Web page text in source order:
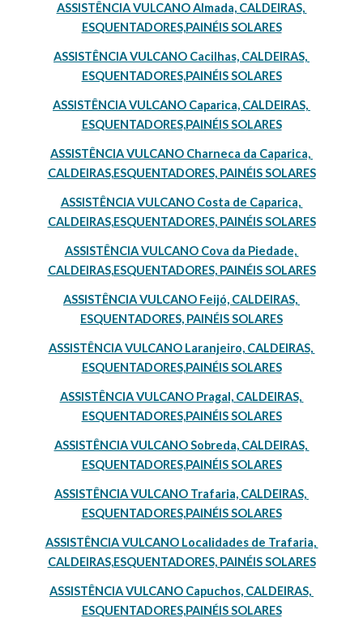
ASSISTÊNCIA VULCANO Almada, CALDEIRAS,
ESQUENTADORES,PAINÉIS SOLARES
ASSISTÊNCIA VULCANO Cacilhas, CALDEIRAS,
ESQUENTADORES,PAINÉIS SOLARES
ASSISTÊNCIA VULCANO Caparica, CALDEIRAS,
ESQUENTADORES,PAINÉIS SOLARES
ASSISTÊNCIA VULCANO Charneca da Caparica,
CALDEIRAS,ESQUENTADORES, PAINÉIS SOLARES
ASSISTÊNCIA VULCANO Costa de Caparica,
CALDEIRAS,ESQUENTADORES, PAINÉIS SOLARES
ASSISTÊNCIA VULCANO Cova da Piedade,
CALDEIRAS,ESQUENTADORES, PAINÉIS SOLARES
ASSISTÊNCIA VULCANO Feijó, CALDEIRAS,
ESQUENTADORES, PAINÉIS SOLARES
ASSISTÊNCIA VULCANO Laranjeiro, CALDEIRAS,
ESQUENTADORES,PAINÉIS SOLARES
ASSISTÊNCIA VULCANO Pragal, CALDEIRAS,
ESQUENTADORES,PAINÉIS SOLARES
ASSISTÊNCIA VULCANO Sobreda, CALDEIRAS,
ESQUENTADORES,PAINÉIS SOLARES
ASSISTÊNCIA VULCANO Trafaria, CALDEIRAS,
ESQUENTADORES,PAINÉIS SOLARES
ASSISTÊNCIA VULCANO Localidades de Trafaria,
CALDEIRAS,ESQUENTADORES, PAINÉIS SOLARES
ASSISTÊNCIA VULCANO Capuchos, CALDEIRAS,
ESQUENTADORES,PAINÉIS SOLARES